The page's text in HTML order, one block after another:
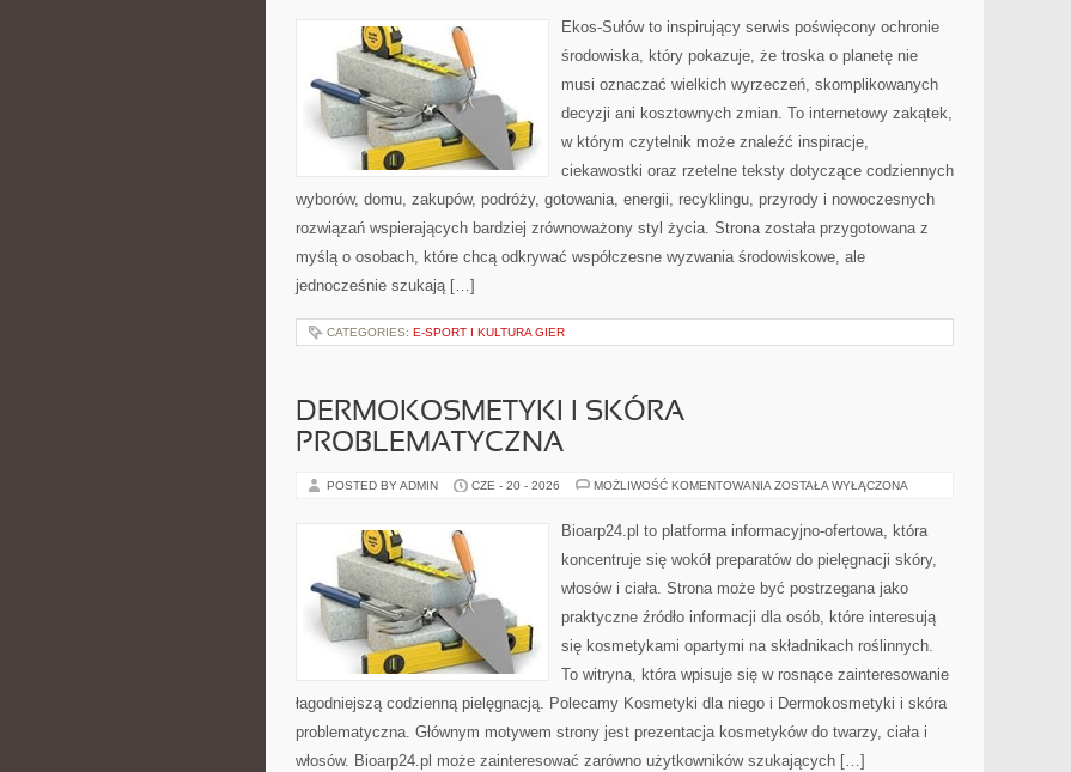
Ekos-Sułów to inspirujący serwis poświęcony ochronie
środowiska, który pokazuje, że troska o planetę nie
musi oznaczać wielkich wyrzeczeń, skomplikowanych
decyzji ani kosztownych zmian. To internetowy zakątek,
w którym czytelnik może znaleźć inspiracje,
ciekawostki oraz rzetelne teksty dotyczące codziennych
wyborów, domu, zakupów, podróży, gotowania, energii, recyklingu, przyrody i nowoczesnych
rozwiązań wspierających bardziej zrównoważony styl życia. Strona została przygotowana z
myślą o osobach, które chcą odkrywać współczesne wyzwania środowiskowe, ale
jednocześnie szukają […]
CATEGORIES: E-SPORT I KULTURA GIER
DERMOKOSMETYKI I SKÓRA
PROBLEMATYCZNA
POSTED BY ADMIN CZE - 20 - 2026 MOŻLIWOŚĆ KOMENTOWANIA DERMOKOSMETYKI
PROBLEMATYCZNA
ZOSTAŁA WYŁĄCZONA
Bioarp24.pl to platforma informacyjno-ofertowa, która
koncentruje się wokół preparatów do pielęgnacji skóry,
włosów i ciała. Strona może być postrzegana jako
praktyczne źródło informacji dla osób, które interesują
się kosmetykami opartymi na składnikach roślinnych.
To witryna, która wpisuje się w rosnące zainteresowanie
łagodniejszą codzienną pielęgnacją. Polecamy Kosmetyki dla niego i Dermokosmetyki i skóra
problematyczna. Głównym motywem strony jest prezentacja kosmetyków do twarzy, ciała i
włosów. Bioarp24.pl może zainteresować zarówno użytkowników szukających […]